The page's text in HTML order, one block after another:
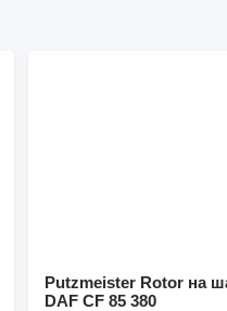
Putzmeister Rotor на шасси
DAF CF 85 380